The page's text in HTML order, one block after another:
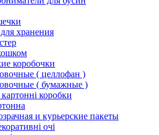
хранения
коробочки
( целлофан )
( бумажные )
коробки
и курьерские пакеты
очі